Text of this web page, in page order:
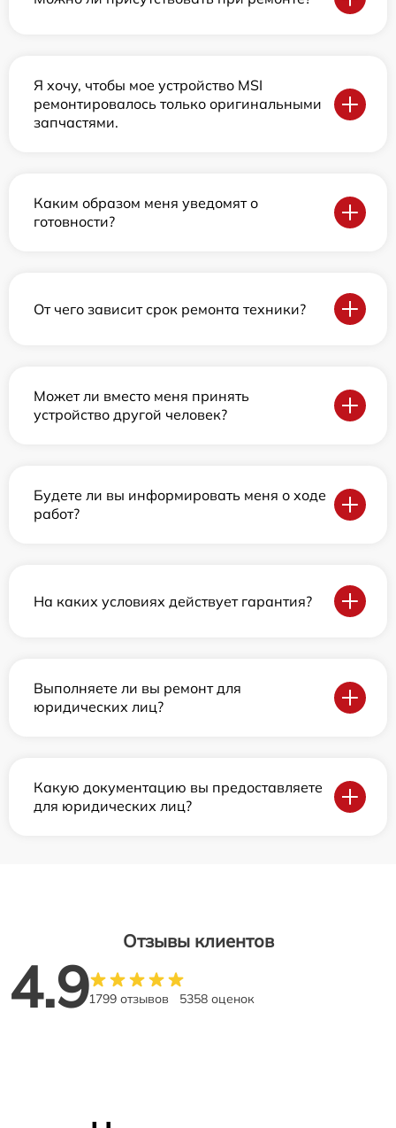
Я хочу, чтобы мое устройство MSI
ремонтировалось только оригинальными
запчастями.
Каким образом меня уведомят о
готовности?
От чего зависит срок ремонта техники?
Может ли вместо меня принять
устройство другой человек?
Будете ли вы информировать меня о ходе
работ?
На каких условиях действует гарантия?
Выполняете ли вы ремонт для
юридических лиц?
Какую документацию вы предоставляете
для юридических лиц?
Отзывы клиентов
4.91799 отзывов 5358 оценок